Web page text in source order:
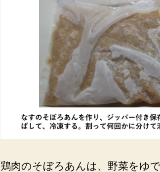
鶏肉のそぼろあんは、野菜をゆ